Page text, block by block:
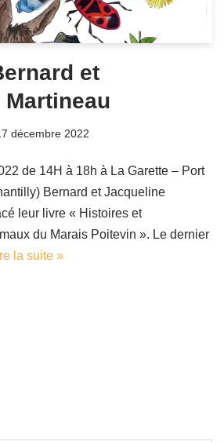
et
décembre 2022
de 14H à 18h à La Garette – Port
Bernard et Jacqueline
leur livre « Histoires et
du Marais Poitevin ». Le dernier
la suite »